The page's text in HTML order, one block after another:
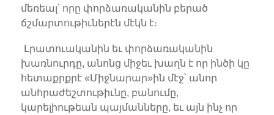
մեռեալ՝ որը փորձառականին բերած
ճշմարտութիւներէն մէկն է։
Լրատուականին եւ փորձառականին
խառնուրդը, անոնց միջեւ խաղն է որ ինծի կը
հետաքրքրէ «Միջնարար»ին մէջ՝ անոր
անհրաժեշտութիւնը, բանումը,
կարելիութեան պայմանները, եւ այն ինչ որ